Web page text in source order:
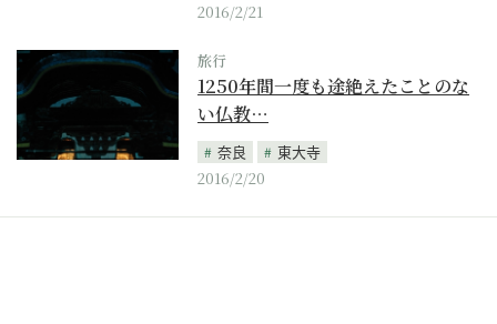
2016/2/21
旅行
1250年間一度も途絶えたことのな
い仏教…
奈良
東大寺
2016/2/20